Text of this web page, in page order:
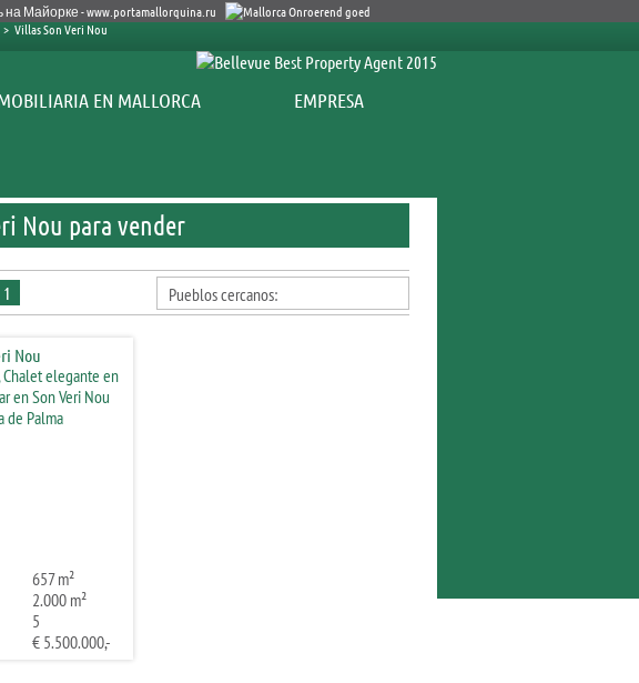
> Villas Son Veri Nou
EMPRESA
Nou para vender
1 Pueblos cercanos:
Chalet elegante en
en Son Veri Nou
de Palma
657 m²
2.000 m²
5
€ 5.500.000,-